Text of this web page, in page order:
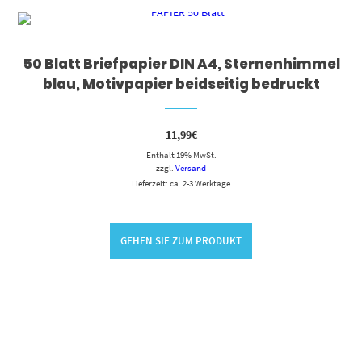
50 Blatt Briefpapier DIN A4, Sternenhimmel
blau, Motivpapier beidseitig bedruckt
11,99€
Enthält 19% MwSt.
zzgl. Versand
Lieferzeit: ca. 2-3 Werktage
GEHEN SIE ZUM PRODUKT